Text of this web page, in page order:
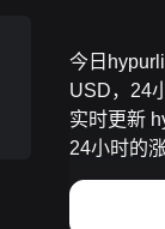
今日
USD，24
实时更新
24小时的